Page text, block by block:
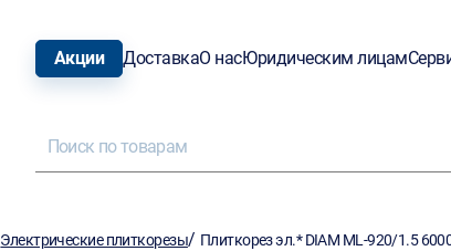
Акции ДоставкаО насЮридическим лицам
Электрические плиткорезы/ Плиткорез эл.* DIAM ML-920/1.5